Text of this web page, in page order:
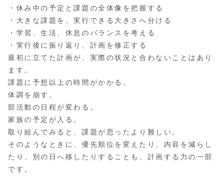
・休み中の予定と課題の全体像を把握する
・大きな課題を、実行できる大きさへ分ける
・学習、生活、休息のバランスを考える
・実行後に振り返り、計画を修正する
最初に立てた計画が、実際の状況と合わないことはあり
ます。
課題に予想以上の時間がかかる。
体調を崩す。
部活動の日程が変わる。
家族の予定が入る。
取り組んでみると、課題が思ったより難しい。
そのようなときに、優先順位を変えたり、内容を減らし
たり、別の日へ移したりすることも、計画する力の一部
です。